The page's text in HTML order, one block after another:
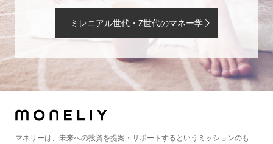
ミレニアル世代・Z世代のマネー学
マネリーは、未来への投資を提案・サポートするというミッションのも